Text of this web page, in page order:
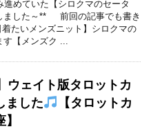
進めていた【シロクマのセータ
ました～** 前回の記事でも書き
たいメンズニット】シロクマの
す【メンズク ...
ウェイト版タロットカ
ました
【タロットカ